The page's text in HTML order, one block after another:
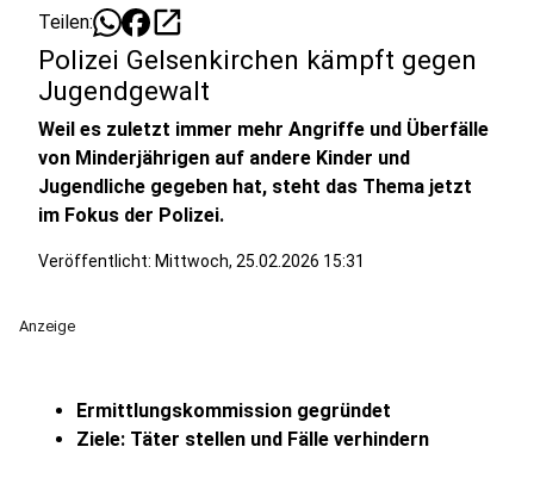
Teilen: open_in_new
Polizei Gelsenkirchen kämpft gegen
Jugendgewalt
Weil es zuletzt immer mehr Angriffe und Überfälle
von Minderjährigen auf andere Kinder und
Jugendliche gegeben hat, steht das Thema jetzt
im Fokus der Polizei.
Veröffentlicht: Mittwoch, 25.02.2026 15:31
Anzeige
Ermittlungskommission gegründet
Ziele: Täter stellen und Fälle verhindern